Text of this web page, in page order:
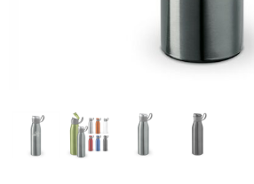
Kantoorartikelen
Gadgets